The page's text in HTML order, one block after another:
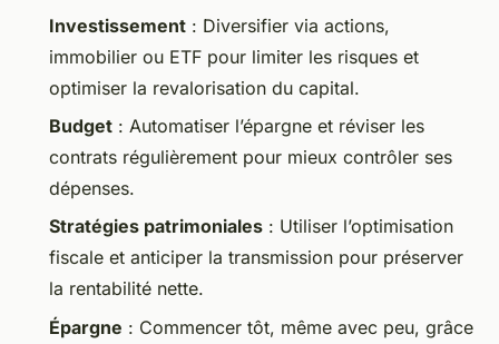
Investissement : Diversifier via actions,
immobilier ou ETF pour limiter les risques et
optimiser la revalorisation du capital.
Budget : Automatiser l’épargne et réviser les
contrats régulièrement pour mieux contrôler ses
dépenses.
Stratégies patrimoniales : Utiliser l’optimisation
fiscale et anticiper la transmission pour préserver
la rentabilité nette.
Épargne : Commencer tôt, même avec peu, grâce